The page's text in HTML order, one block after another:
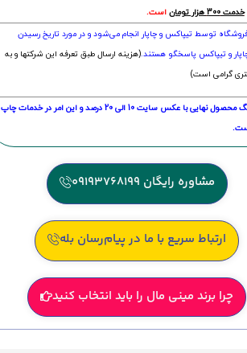
خدمت 300 هزار تومان
است.
فروشگاه توسط تیپاکس و چاپار انجام می‌شود و در مورد تاریخ رسیدن
و تیپاکس پاسخگو هستند.(هزینه ارسال طبق تعرفه این شرکتها و به
گرامی است)
اختلاف رنگ محصول نهایی با عکس سایت 10 الی 20 درصد و این امر در خدمات چاپ
مشاوره رایگان 09193768199
ارتباط سریع با ما در پیام‌رسان بله
چرا برند مینی مال را باید انتخاب کنید